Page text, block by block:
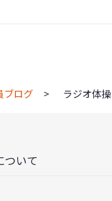
ブログ ラジオ体操
ついて